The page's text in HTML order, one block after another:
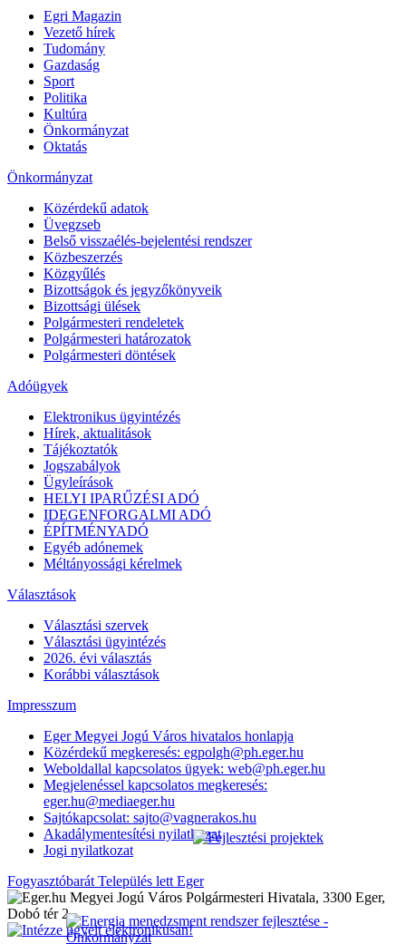
Egri Magazin
Vezető hírek
Tudomány
Gazdaság
Sport
Politika
Kultúra
Önkormányzat
Oktatás
Önkormányzat
Közérdekű adatok
Üvegzseb
Belső visszaélés-bejelentési rendszer
Közbeszerzés
Közgyűlés
Bizottságok és jegyzőkönyveik
Bizottsági ülések
Polgármesteri rendeletek
Polgármesteri határozatok
Polgármesteri döntések
Adóügyek
Elektronikus ügyintézés
Hírek, aktualitások
Tájékoztatók
Jogszabályok
Ügyleírások
HELYI IPARŰZÉSI ADÓ
IDEGENFORGALMI ADÓ
ÉPÍTMÉNYADÓ
Egyéb adónemek
Méltányossági kérelmek
Választások
Választási szervek
Választási ügyintézés
2026. évi választás
Korábbi választások
Impresszum
Eger Megyei Jogú Város hivatalos honlapja
Közérdekű megkeresés: egpolgh@ph.eger.hu
Weboldallal kapcsolatos ügyek: web@ph.eger.hu
Megjelenéssel kapcsolatos megkeresés:
eger.hu@mediaeger.hu
Sajtókapcsolat: sajto@vagnerakos.hu
Akadálymentesítési nyilatkozat
Jogi nyilatkozat
Fogyasztóbarát Település lett Eger
Megyei Jogú Város Polgármesteri Hivatala, 3300 Eger,
Dobó tér 2.